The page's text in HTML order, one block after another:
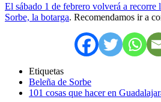
El sábado 1 de febrero volverá a recorre
Sorbe, la botarga. Recomendamos ir a
Etiquetas
Beleña de Sorbe
101 cosas que hacer en